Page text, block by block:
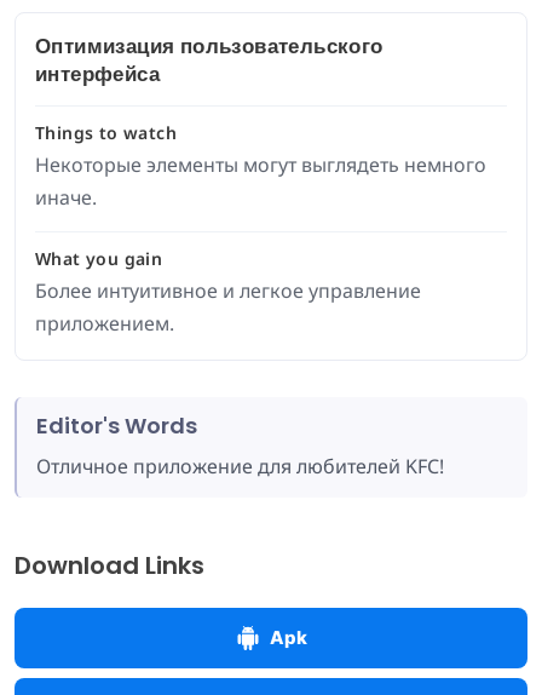
Оптимизация пользовательского
интерфейса
Things to watch
Некоторые элементы могут выглядеть немного
иначе.
What you gain
Более интуитивное и легкое управление
приложением.
Editor's Words
Отличное приложение для любителей KFC!
Download Links
Apk